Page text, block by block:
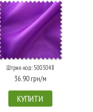
Штрих-код: 5003048
36.90 грн/м
КУПИТИ